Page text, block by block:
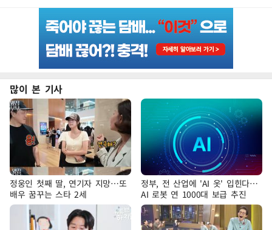
많이 본 기사
정웅인 첫째 딸, 연기자 지망…또
배우 꿈꾸는 스타 2세
정부, 전 산업에 'AI 옷' 입힌다…
AI 로봇 연 1000대 보급 추진